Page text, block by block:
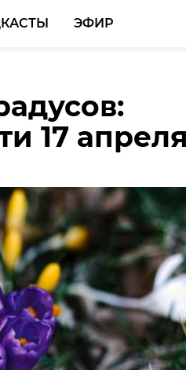
ЭФИР
17 апреля
в